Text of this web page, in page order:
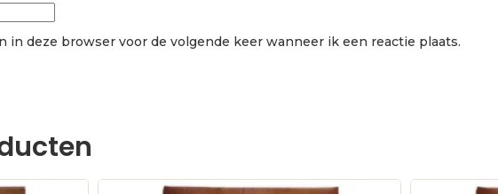
in deze browser voor de volgende keer wanneer ik een reactie plaats.